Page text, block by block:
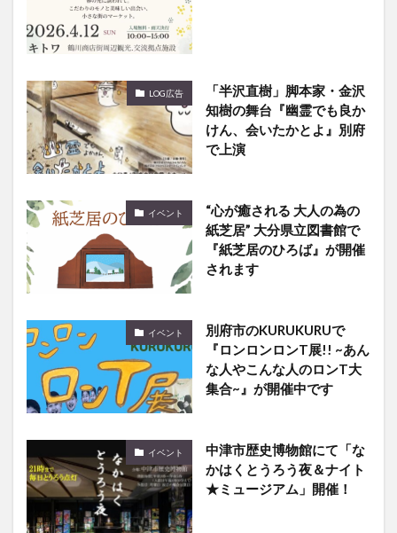
LOG広告
「半沢直樹」脚本家・金沢
知樹の舞台『幽霊でも良か
けん、会いたかとよ』別府
で上演
イベント
“心が癒される 大人の為の
紙芝居” 大分県立図書館で
『紙芝居のひろば』が開催
されます
イベント
別府市のKURUKURUで
『ロンロンロンT展!! ~あん
な人やこんな人のロンT大
集合~』が開催中です
イベント
中津市歴史博物館にて「な
かはくとうろう夜＆ナイト
★ミュージアム」開催！